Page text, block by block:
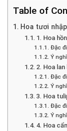
Table of
Hoa tươi
1. Hoa
Đặc
Ý
2. Hoa lan
Đặc
Ý
3. Hoa
Đặc
Ý
4. Hoa